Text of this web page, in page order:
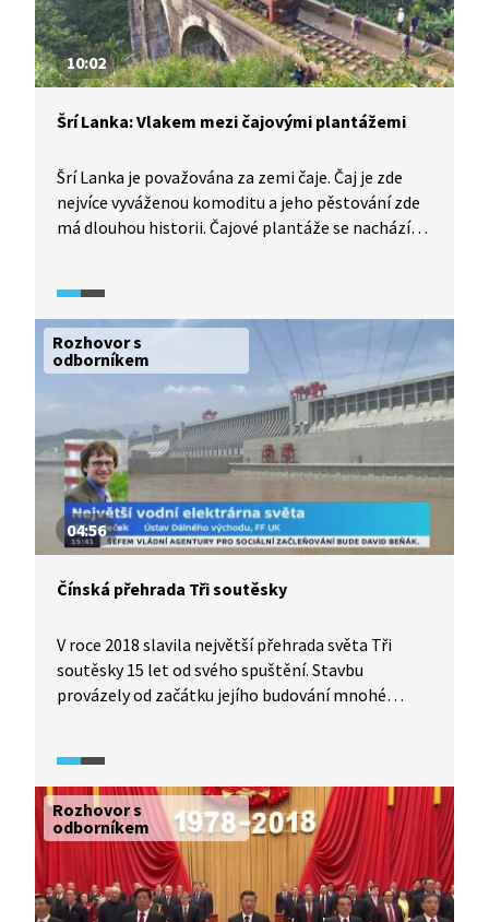
10:02
Šrí Lanka: Vlakem mezi čajovými plantážemi
Šrí Lanka je považována za zemi čaje. Čaj je zde
nejvíce vyváženou komoditu a jeho pěstování zde
má dlouhou historii. Čajové plantáže se nachází
do města Kandy. Tato trať je považována za jednu
z nejkrásnějších železničních tratí na světě.
Rozhovor s
odborníkem
04:56
Čínská přehrada Tři soutěsky
V roce 2018 slavila největší přehrada světa Tři
soutěsky 15 let od svého spuštění. Stavbu
provázely od začátku jejího budování mnohé
ve Studiu ČT24 (2018) i Jiří Hudeček z Ústavu
Dálného východu FF UK.
Rozhovor s
odborníkem